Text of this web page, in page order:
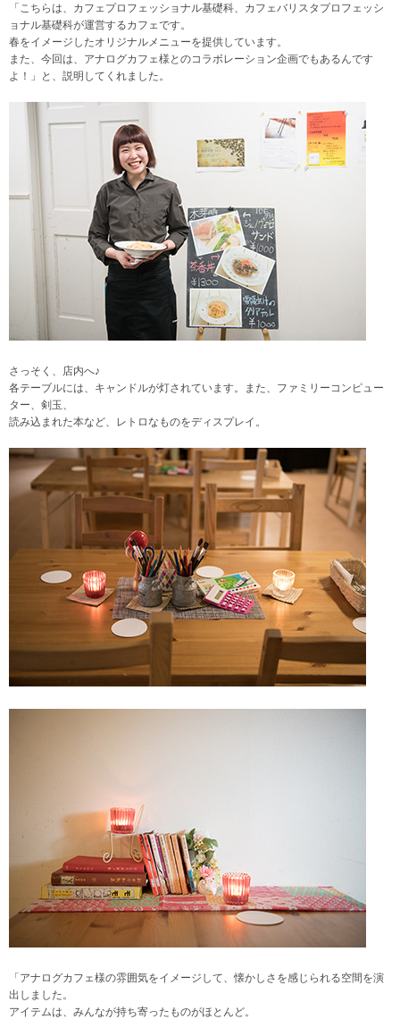
「こちらは、カフェプロフェッショナル基礎科、カフェバリスタプロフェッシ
ョナル基礎科が運営するカフェです。
春をイメージしたオリジナルメニューを提供しています。
また、今回は、アナログカフェ様とのコラボレーション企画でもあるんです
よ！」と、説明してくれました。
さっそく、店内へ♪
各テーブルには、キャンドルが灯されています。また、ファミリーコンピュー
ター、剣玉、
読み込まれた本など、レトロなものをディスプレイ。
「アナログカフェ様の雰囲気をイメージして、懐かしさを感じられる空間を演
出しました。
アイテムは、みんなが持ち寄ったものがほとんど。